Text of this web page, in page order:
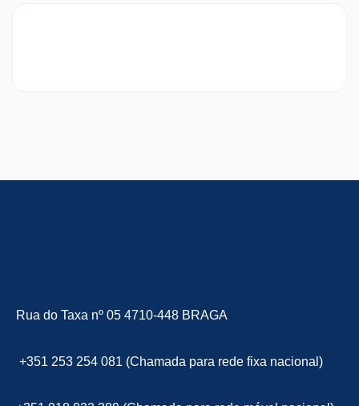
Rua do Taxa nº 05 4710-448 BRAGA
+351 253 254 081 (Chamada para rede fixa nacional)